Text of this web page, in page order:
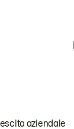
aziendale